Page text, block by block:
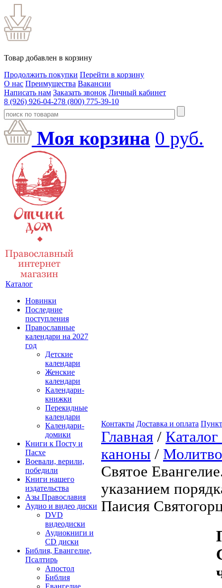
Товар добавлен в корзину
Продолжить покупки Перейти в корзину
О нас Преимущества Вакансии
Написать нам Заказать звонок Личный кабинет
8 (926) 926-04-278 (800) 775-39-10
Моя корзина 0 руб.
Каталог
Новинки
Последние
поступления
Православные
календари на 2027
год
Детские
календари
Женские
календари
Календари-
книжки
Перекидные
календари
Календари-
домики
Книги к Посту и
Пасхе
Воевали, верили,
победили
Книги нашего
издательства
Азы Православия
Аудио и видео диски
DVD
видеодиски
Аудиокниги и
CD диски
Библия, Евангелие,
Псалтирь
Апостол
Библия
Евангелие
Контакты Доставка и оплата
Главная /
каноны /
Святое
указанием
Паисия